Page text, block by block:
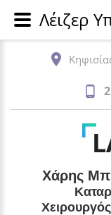
Χάρης